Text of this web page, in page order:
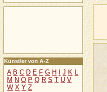
Künstler von A-Z
A B C D E F G H J K L
M N O P Q R S T U V
W X Y Z